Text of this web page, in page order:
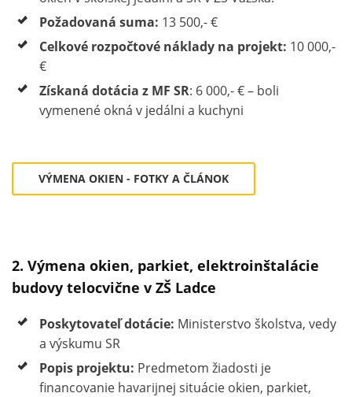
Požadovaná suma: 13 500,- €
Celkové rozpočtové náklady na projekt: 10 000,-
€
Získaná dotácia z MF SR: 6 000,- € – boli
vymenené okná v jedálni a kuchyni
VÝMENA OKIEN - FOTKY A ČLÁNOK
2. Výmena okien, parkiet, elektroinštalácie
budovy telocvične v ZŠ Ladce
Poskytovateľ dotácie: Ministerstvo školstva, vedy
a výskumu SR
Popis projektu: Predmetom žiadosti je
financovanie havarijnej situácie okien, parkiet,